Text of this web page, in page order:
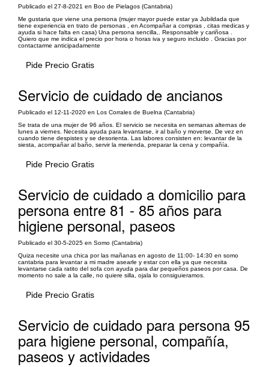
Publicado el 27-8-2021 en Boo de Pielagos (Cantabria)
Me gustaria que viene una persona (mujer mayor puede estar ya Jubildada que
tiene experiencia en trato de personas , en Acompañar a compras , citas medicas y
ayuda si hace falta en casa) Una persona sencilla,. Responsable y cariñosa .
Quiero que me indica el precio por hora o horas iva y seguro incluido . Gracias por
contactarme anticipadamente
Pide Precio Gratis
Servicio de cuidado de ancianos
Publicado el 12-11-2020 en Los Corrales de Buelna (Cantabria)
Se trata de una mujer de 96 años. El servicio se necesita en semanas alternas de
lunes a viernes. Necesita ayuda para levantarse, ir al baño y moverse. De vez en
cuando tiene despistes y se desorienta. Las labores consisten en: levantar de la
siesta, acompañar al baño, servir la merienda, preparar la cena y compañía.
Pide Precio Gratis
Servicio de cuidado a domicilio para
persona entre 81 - 85 años para
higiene personal, paseos
Publicado el 30-5-2025 en Somo (Cantabria)
Quiza necesite una chica por las mañanas en agosto de 11:00- 14:30 en somo
cantabria para levantar a mi madre asearle y estar con ella ya que necesita
levantarse cada ratito del sofa con ayuda para dar pequeños paseos por casa. De
momento no sale a la calle, no quiere silla, ojala lo consiguieramos.
Pide Precio Gratis
Servicio de cuidado para persona 95
para higiene personal, compañía,
paseos y actividades